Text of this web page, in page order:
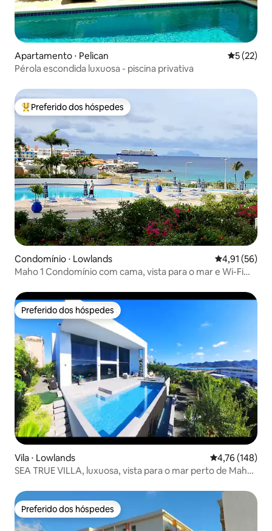
Apartamento ⋅ Pelican 5 de uma
5 (22)
Pérola escondida luxuosa - piscina privativa
Entre os melhores preferidos dos hóspedes
Preferido dos hóspedes
Condomínio ⋅ Lowlands 4,91 de uma
4,91 (56)
Maho 1 Condomínio com cama, vista para o mar e Wi-Fi
Preferido dos hóspedes
Preferido dos hóspedes
Vila ⋅ Lowlands 4,76 de uma
4,76 (148)
SEA TRUE VILLA, luxuosa, vista para o mar perto de Maho
Preferido dos hóspedes
Preferido dos hóspedes